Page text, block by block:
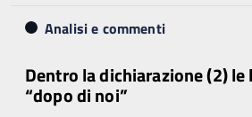
Analisi e commenti
Dentro la dichiarazione (2)
“dopo di noi”